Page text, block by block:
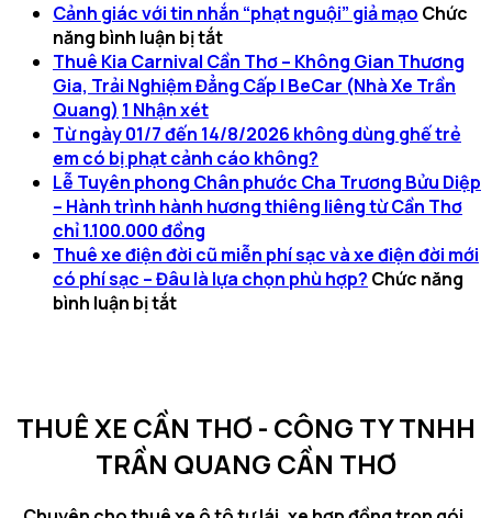
Cảnh giác với tin nhắn “phạt nguội” giả mạo Chức
năng bình luận bị tắtở
Cảnh
giác
tin
nhắn
“phạt
nguội”
mạo
Thuê Kia Carnival Cần Thơ – Không Gian Thương
Gia, Trải Nghiệm Đẳng Cấp | BeCar (Nhà Xe Trần
Quang) 1 Nhận xét
Từ ngày 01/7 đến 14/8/2026 không dùng ghế trẻ
em có bị phạt cảnh cáo không?
Lễ Tuyên phong Chân phước Cha Trương Bửu Diệp
– Hành trình hành hương thiêng liêng từ Cần Thơ
chỉ 1.100.000 đồng
Thuê xe điện đời cũ miễn phí sạc và xe điện đời mới
có phí sạc – Đâu là lựa chọn phù hợp? Chức năng
bình luận bị tắtở
cũ
phí
THUÊ XE CẦN THƠ - CÔNG TY TNHH
TRẦN QUANG CẦN THƠ